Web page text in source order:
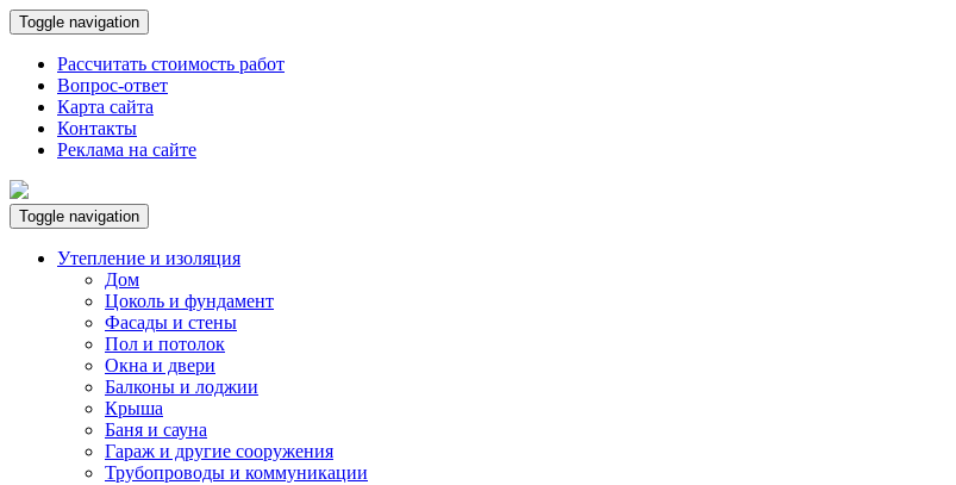
Toggle navigation
Рассчитать стоимость работ
Вопрос-ответ
Карта сайта
Контакты
Реклама на сайте
Toggle navigation
Утепление и изоляция
Дом
Цоколь и фундамент
Фасады и стены
Пол и потолок
Окна и двери
Балконы и лоджии
Крыша
Баня и сауна
Гараж и другие сооружения
Трубопроводы и коммуникации